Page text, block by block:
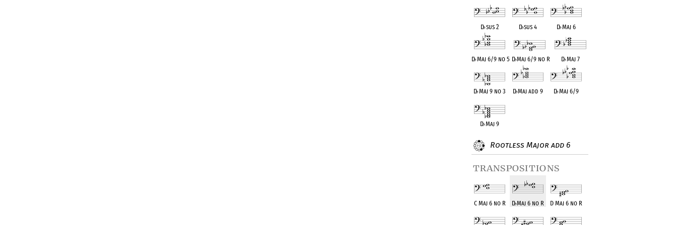
D♭sus 2 D♭sus 4 D♭Maj 6
D♭Maj 6/9 no 5 D♭Maj 6/9 no R D♭Maj 7
D♭Maj 9 no 3 D♭Maj add 9 D♭Maj 6/9
D♭Maj 9
Rootless Major add 6
transpositions
C Maj 6 no R D♭Maj 6 no R D Maj 6 no R